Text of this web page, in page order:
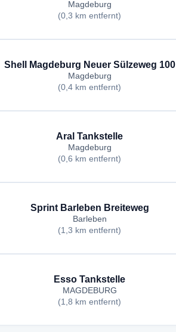
Magdeburg
(0,3 km entfernt)
Shell Magdeburg Neuer Sülzeweg 100
Magdeburg
(0,4 km entfernt)
Aral Tankstelle
Magdeburg
(0,6 km entfernt)
Sprint Barleben Breiteweg
Barleben
(1,3 km entfernt)
Esso Tankstelle
MAGDEBURG
(1,8 km entfernt)